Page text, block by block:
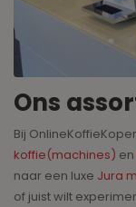
Ons
Bij
koffie(machines) en
naar een luxe Jura
of juist wilt